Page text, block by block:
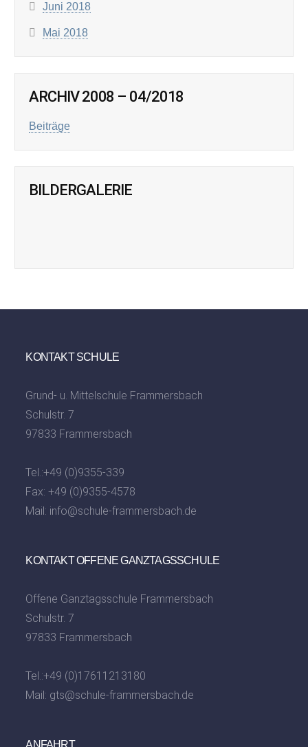
Juni 2018
Mai 2018
ARCHIV 2008 – 04/2018
Beiträge
BILDERGALERIE
KONTAKT SCHULE
Grund- u. Mittelschule Frammersbach
Schulstr. 7
97833 Frammersbach
Tel.:+49 (0)9355-339
Fax: +49 (0)9355-4578
Mail: info@schule-frammersbach.de
KONTAKT OFFENE GANZTAGSSCHULE
Offene Ganztagsschule Frammersbach
Schulstr. 7
97833 Frammersbach
Tel.:+49 (0)17611213180
Mail: gts@schule-frammersbach.de
ANFAHRT